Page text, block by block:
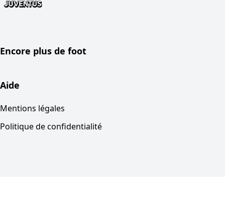
Encore plus de foot
Aide
Mentions légales
Politique de confidentialité